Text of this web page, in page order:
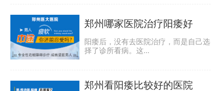
郑州哪家医院治疗阳痿好
阳痿后，没有去医院治疗，而是自己选
择了诊所看病。这...
郑州看阳痿比较好的医院